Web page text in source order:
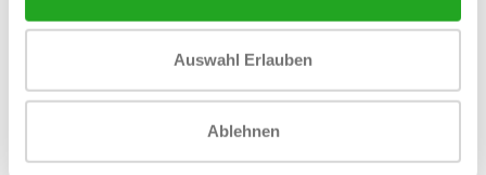
Auswahl Erlauben
Ablehnen
Sie Ihr Home-Gym einrichten oder einen kompletten
professionellen Bereich zusammenstellen möchten, wir helfen
Ihnen gerne. Haben Sie Fragen zu diesem Produkt? Zögern Sie